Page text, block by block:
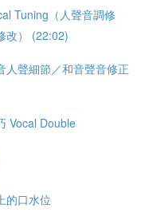
Tuning（人聲音調修
改） (22:02)
人聲細節／和音聲音修正
Vocal Double
的口水位